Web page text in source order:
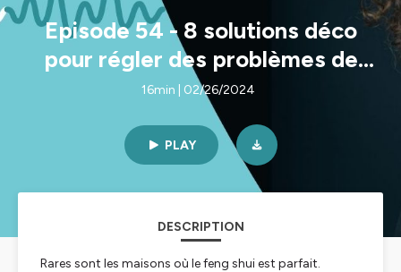
Episode 54 - 8 solutions déco
pour régler des problèmes de
Feng Shui
16min | 02/26/2024
PLAY
DESCRIPTION
Rares sont les maisons où le feng shui est parfait.